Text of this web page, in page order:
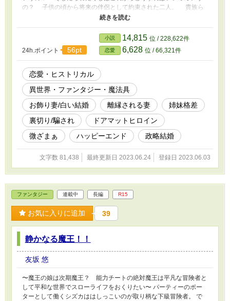
の？ 子供の頃から将来の伴侶として約束された二人。 貴族ら
しく、外あたりが良く温厚に見えるように育ったラインハルト。
貞淑な令嬢、夫を支えるべき存在になるようにと育てられたアリ
ーシア。 二人は両家に祝福され結婚したはず、だった。 しか
し。 結婚したのはラインハルトが１８になった歳、アリーシア
はまだ１４歳だった。 だから、彼のその言葉を疑いもせず信じ
たアリーシア。 それがまさか、三年後にこんなことになるなん
て。 三年間白い結婚を継続した夫婦は子を残す意思が無いもの
と認められ、政略的な両家のしがらみや契約を破棄し離縁できる。
それがこの国の貴族の婚姻の決まりだった。 元は親同士の契
約に逆らって離縁しやり直すための決まり事。 もちろん、そん
な肉体的繋がりなど無くても婚姻を継続する夫婦は存在する。
いや、貴族であれば政略結婚が当たり前、愛はなくても結婚生活は
続いていく。 貴族の結婚なんて所詮そんなもの。 家同士のつ
ながりさえあれば問題ないのであれば、そこに愛なんてものがなく
なラインハルトから離婚を言い出されるとは思ってもいなかったア
たのか。 家業が上手くいくようになったらもう用無しなのか。
だまされていたのかと傷心のまま実家に戻る彼女を待っていたの
は、まさかのラインハルトと妹マリアーナの婚約披露。 悲しみ
が…… 夫と妹に、いや、家族全てから裏切られたお飾り妻のア
リーシア。 彼女が心の平穏を取り戻し幸せになるまでの物語。
24h.ポイント 56pt
小説 14,815 位 / 228,622件
恋愛 6,628 位 / 66,321件
恋愛・ヒストリカル
異世界・ファンタジー・魔法具
お飾り妻/白い結婚
離縁される妻
姉妹格差
裏切り/騙され
ドアマットヒロイン
微ざまぁ
ハッピーエンド 政略結婚
文字数 81,438 最終更新日 2023.06.24 登録日 2023.06.03
ファンタジー 連載中 長編 R15
お気に入りに追加 39
静かなる魔王！！
友坂 悠
〜魔王の娘は次期魔王？ 能力チートの絶対魔王は平凡な冒険者と
して平和な世界でスローライフをおくりたい〜 パーティーのポー
ターとして働くシズカははしっこいのが取り柄な下級冒険者。 で